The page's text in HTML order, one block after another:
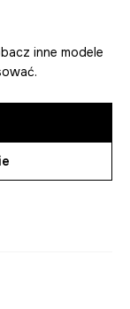
inne modele